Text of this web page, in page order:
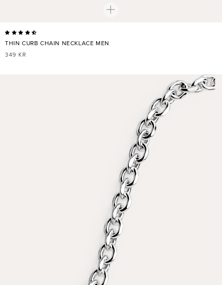
THIN CURB CHAIN NECKLACE MEN
NORMALER
349 KR